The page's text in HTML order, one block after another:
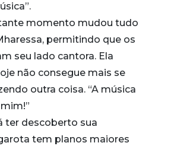
momento mudou tudo
permitindo que os
seu lado cantora. Ela
não consegue mais se
outra coisa. “A música
ter descoberto sua
tem planos maiores